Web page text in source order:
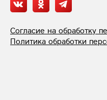
Согласие на обработку
Политика обработки